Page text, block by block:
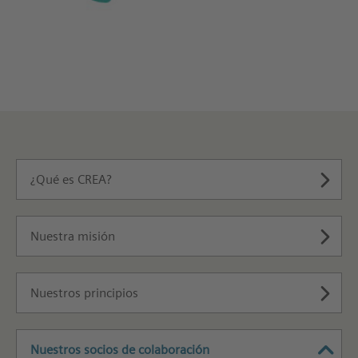
¿Qué es CREA?
Nuestra misión
Nuestros principios
Nuestros socios de colaboración